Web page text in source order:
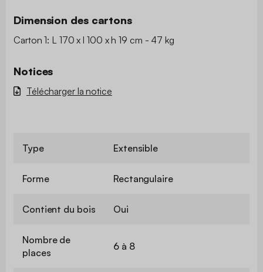
Dimension des cartons
Carton 1: L 170 x l 100 x h 19 cm - 47 kg
Notices
Télécharger la notice
Type Extensible
Forme Rectangulaire
Contient du bois Oui
Nombre de
places
6 à 8